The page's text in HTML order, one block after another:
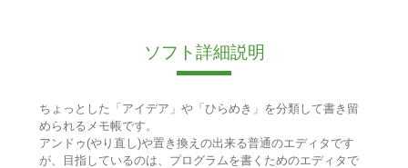
ソフト詳細説明
ちょっとした「アイデア」や「ひらめき」を分類して書き留
められるメモ帳です。
アンドゥ(やり直し)や置き換えの出来る普通のエディタです
が、目指しているのは、プログラムを書くためのエディタで